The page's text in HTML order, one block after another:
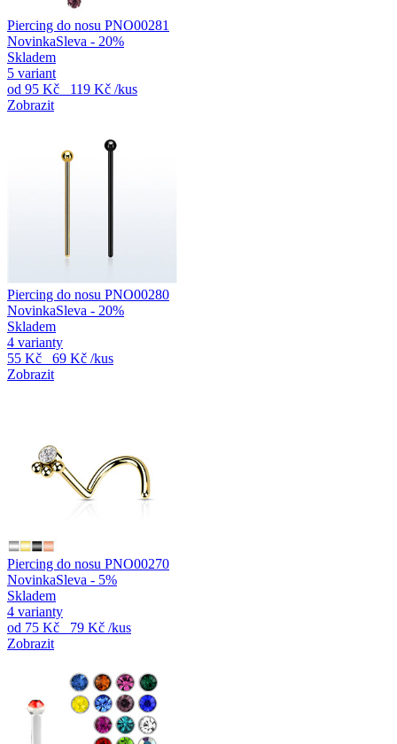
Piercing do nosu PNO00281
NovinkaSleva - 20%
Skladem
5 variant
od 95 Kč 119 Kč /kus
Zobrazit
Piercing do nosu PNO00280
NovinkaSleva - 20%
Skladem
4 varianty
55 Kč
69 Kč /kus
Zobrazit
Piercing do nosu PNO00270
NovinkaSleva - 5%
Skladem
4 varianty
od 75 Kč 79 Kč /kus
Zobrazit